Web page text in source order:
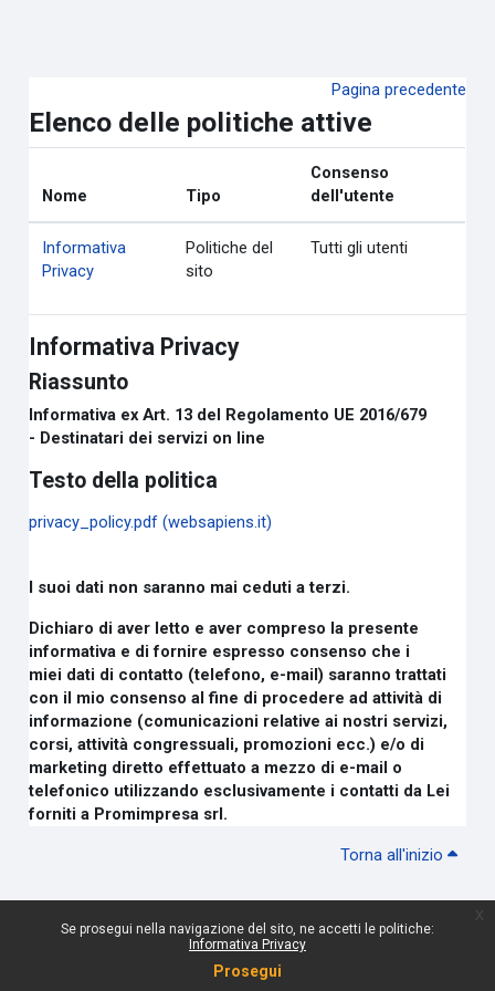
Se prosegui nella navigazione del sito, ne accetti le politiche:
Informativa Privacy
Prosegui
Pagina precedente
Elenco delle politiche attive
Nome Tipo
Consenso
dell'utente
Informativa
Privacy
Politiche del
sito
Tutti gli utenti
Informativa Privacy
Riassunto
Informativa ex Art. 13 del Regolamento UE 2016/679
- Destinatari dei servizi on line
Testo della politica
privacy_policy.pdf (websapiens.it)
I suoi dati non saranno mai ceduti a terzi.
Dichiaro di aver letto e aver compreso la presente
informativa e di fornire espresso consenso che i
miei dati di contatto (telefono, e-mail) saranno trattati
con il mio consenso al fine di procedere ad attività di
informazione (comunicazioni relative ai nostri servizi,
corsi, attività congressuali, promozioni ecc.) e/o di
marketing diretto effettuato a mezzo di e-mail o
telefonico utilizzando esclusivamente i contatti da Lei
forniti a Promimpresa srl.
Torna all'inizio